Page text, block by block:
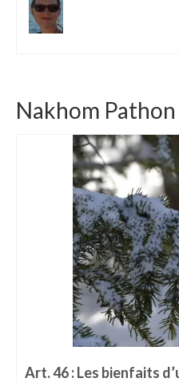
Nakhom Pathon
Art. 46 : Les bienfaits